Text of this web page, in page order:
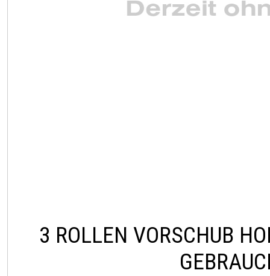
3 ROLLEN VORSCHUB